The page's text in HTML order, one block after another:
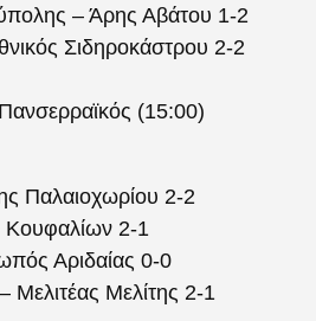
– Άρης Αβάτου 1-2
Σιδηροκάστρου 2-2
(15:00)
Παλαιοχωρίου 2-2
2-1
Αριδαίας 0-0
Μελιτέας Μελίτης 2-1